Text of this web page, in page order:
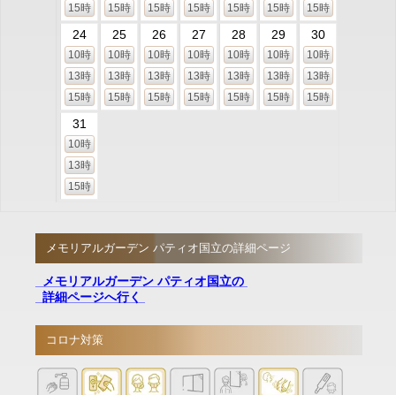
15時 15時 15時 15時 15時 15時 15時
24
10時
13時
15時
25
10時
13時
15時
26
10時
13時
15時
27
10時
13時
15時
28
10時
13時
15時
29
10時
13時
15時
30
10時
13時
15時
31
10時
13時
15時
メモリアルガーデン パティオ国立の詳細ページ
メモリアルガーデン パティオ国立の
詳細ページへ行く
コロナ対策